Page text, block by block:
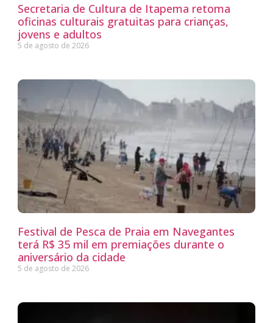
Secretaria de Cultura de Itapema retoma
oficinas culturais gratuitas para crianças,
jovens e adultos
5 de agosto de 2026
Festival de Pesca de Praia em Navegantes
terá R$ 35 mil em premiações durante o
aniversário da cidade
5 de agosto de 2026